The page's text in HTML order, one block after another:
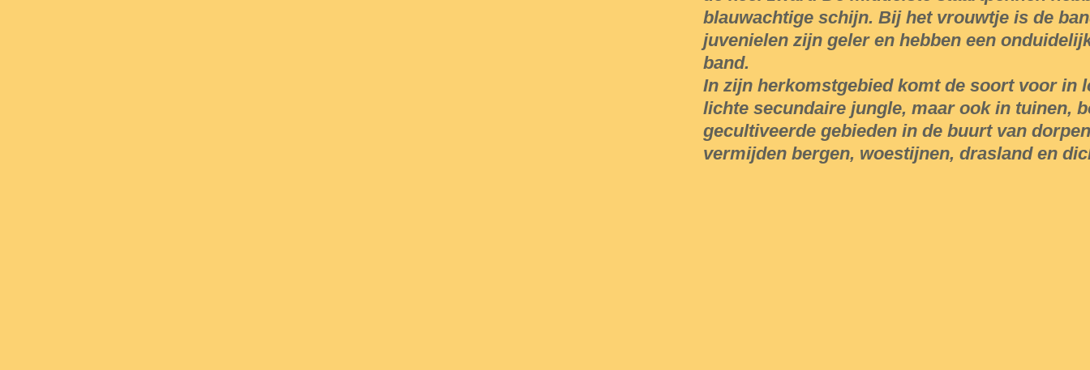
blauwachtige schijn. Bij het vrouwtje is de
juvenielen zijn geler en hebben een
band.
In zijn herkomstgebied komt de soort voor in
lichte secundaire jungle, maar ook in tuinen,
gecultiveerde gebieden in de buurt van
vermijden bergen, woestijnen, drasland en